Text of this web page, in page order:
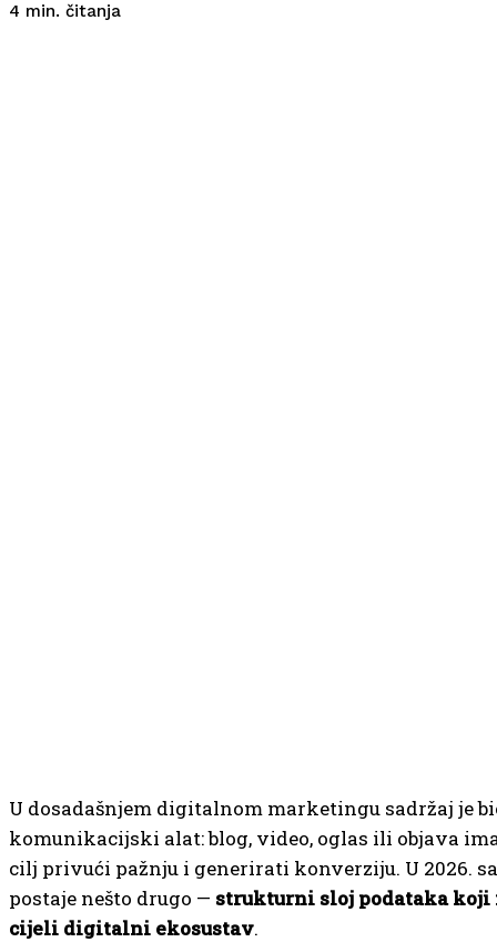
4 min. čitanja
U dosadašnjem digitalnom marketingu sadržaj je
komunikacijski alat: blog, video, oglas ili objava
cilj privući pažnju i generirati konverziju. U 2026.
postaje nešto drugo — strukturni sloj podataka koji
cijeli digitalni ekosustav.